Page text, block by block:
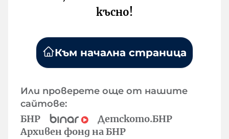
късно!
Към начална страница
Или проверете още от нашите
сайтове:
БНР
Детското.БНР
Архивен фонд на БНР